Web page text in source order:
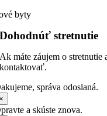
byty
Dohodnúť stretnutie
Ak máte záujem o stretnutie
kontaktovať.
správa odoslaná.
a skúste znova.